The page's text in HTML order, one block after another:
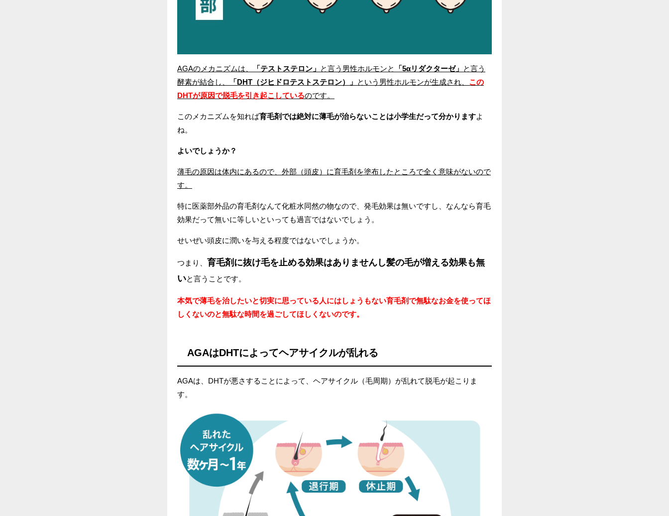
AGAのメカニズムは、 「テストステロン」 と言う男性ホルモンと 「5αリダクターゼ」
と言う
酵素が結合し、
「DHT（ジヒドロテストステロン）」 という男性ホルモンが生成され、 この
DHTが原因で脱毛を引き起こしているのです。
このメカニズムを知れば育毛剤では絶対に薄毛が治らないことは小学生だって分かりますよ
ね。
よいでしょうか？
薄毛の原因は体内にあるので、外部（頭皮）に育毛剤を塗布したところで全く意味がないので
す。
特に医薬部外品の育毛剤なんて化粧水同然の物なので、発毛効果は無いですし、なんなら育毛
効果だって無いに等しいといっても過言ではないでしょう。
せいぜい頭皮に潤いを与える程度ではないでしょうか。
つまり、
育毛剤に抜け毛を止める効果はありませんし髪の毛が増える効果も無
いと言うことです。
本気で薄毛を治したいと切実に思っている人にはしょうもない育毛剤で無駄なお金を使ってほ
しくないのと無駄な時間を過ごしてほしくないのです。
AGAはDHTによってヘアサイクルが乱れる
AGAは、DHTが悪さすることによって、ヘアサイクル（毛周期）が乱れて脱毛が起こりま
す。